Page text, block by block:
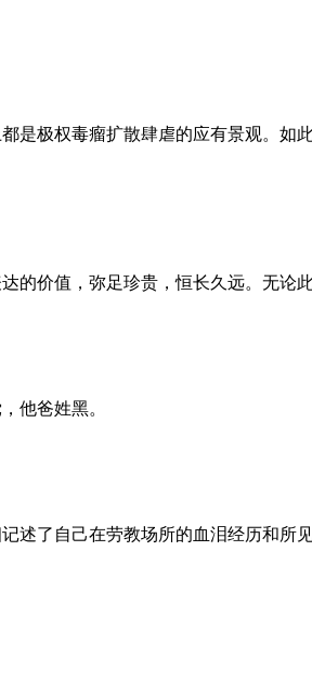
极权毒瘤扩散肆虐的应有景观。如
价值，弥足珍贵，恒长久远。无论
他爸姓黑。
述了自己在劳教场所的血泪经历和所